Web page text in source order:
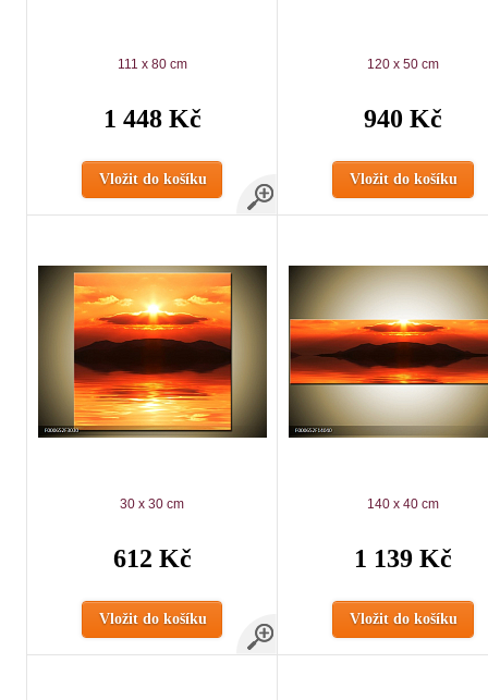
111 x 80 cm
1 448 Kč
Vložit do košíku
120 x 50 cm
940 Kč
Vložit do košíku
30 x 30 cm
612 Kč
Vložit do košíku
140 x 40 cm
1 139 Kč
Vložit do košíku